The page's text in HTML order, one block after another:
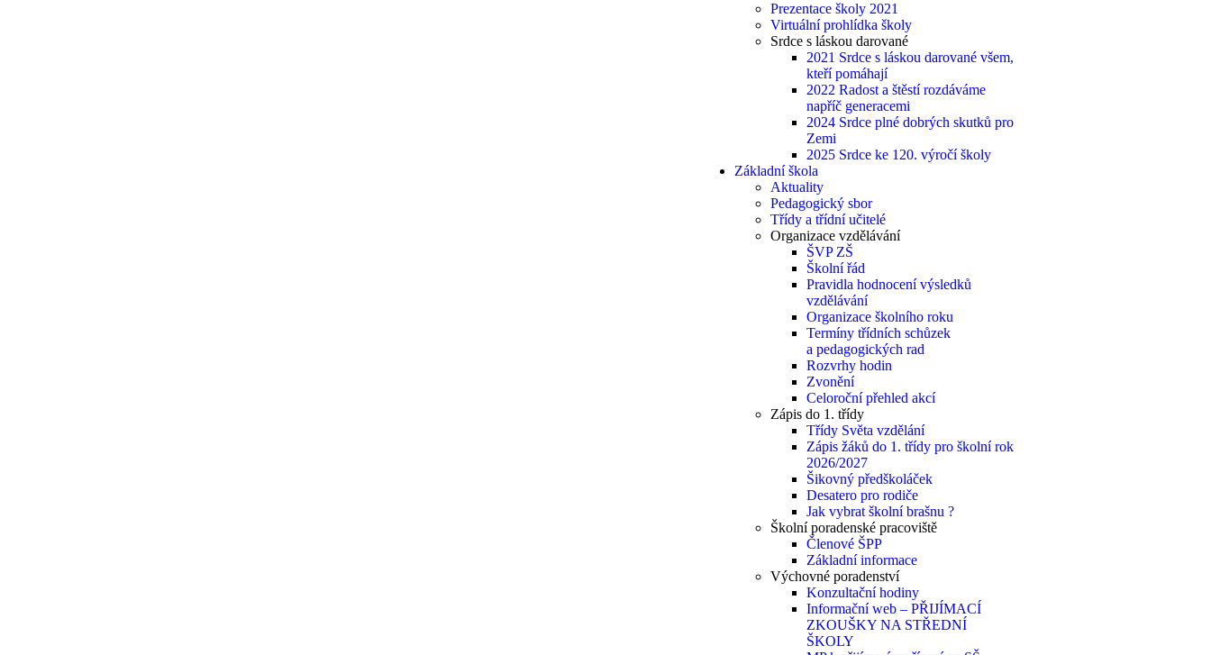
Prezentace školy 2021
Virtuální prohlídka školy
Srdce s láskou darované
2021 Srdce s láskou darované všem,
kteří pomáhají
2022 Radost a štěstí rozdáváme
napříč generacemi
2024 Srdce plné dobrých skutků pro
Zemi
2025 Srdce ke 120. výročí školy
Základní škola
Aktuality
Pedagogický sbor
Třídy a třídní učitelé
Organizace vzdělávání
ŠVP ZŠ
Školní řád
Pravidla hodnocení výsledků
vzdělávání
Organizace školního roku
Termíny třídních schůzek
a pedagogických rad
Rozvrhy hodin
Zvonění
Celoroční přehled akcí
Zápis do 1. třídy
Třídy Světa vzdělání
Zápis žáků do 1. třídy pro školní rok
2026/2027
Šikovný předškoláček
Desatero pro rodiče
Jak vybrat školní brašnu ?
Školní poradenské pracoviště
Členové ŠPP
Základní informace
Výchovné poradenství
Konzultační hodiny
Informační web – PŘIJÍMACÍ
ZKOUŠKY NA STŘEDNÍ
ŠKOLY